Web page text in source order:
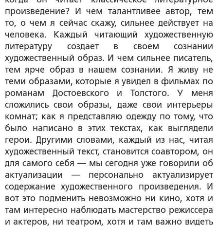
произведение? И чем талантливее автор, тем
то, о чем я сейчас скажу, сильнее действует на
человека. Каждый читающий художественную
литературу создает в своем сознании
художественный образ. И чем сильнее писатель,
тем ярче образ в нашем сознании. Я живу не
теми образами, которые я увидел в фильмах по
романам Достоевского и Толстого. У меня
сложились свои образы, даже свои интерьеры
комнат; как я представляю одежду по тому, что
было написано в этих текстах, как выглядели
герои. Другими словами, каждый из нас, читая
художественный текст, становится соавтором, он
для самого себя — мы сегодня уже говорили об
актуализации — персонально актуализирует
содержание художественного произведения. И
вот это подменить невозможно ни кино, хотя и
там интересно наблюдать мастерство режиссера
и актеров, ни театром, хотя и там важно видеть